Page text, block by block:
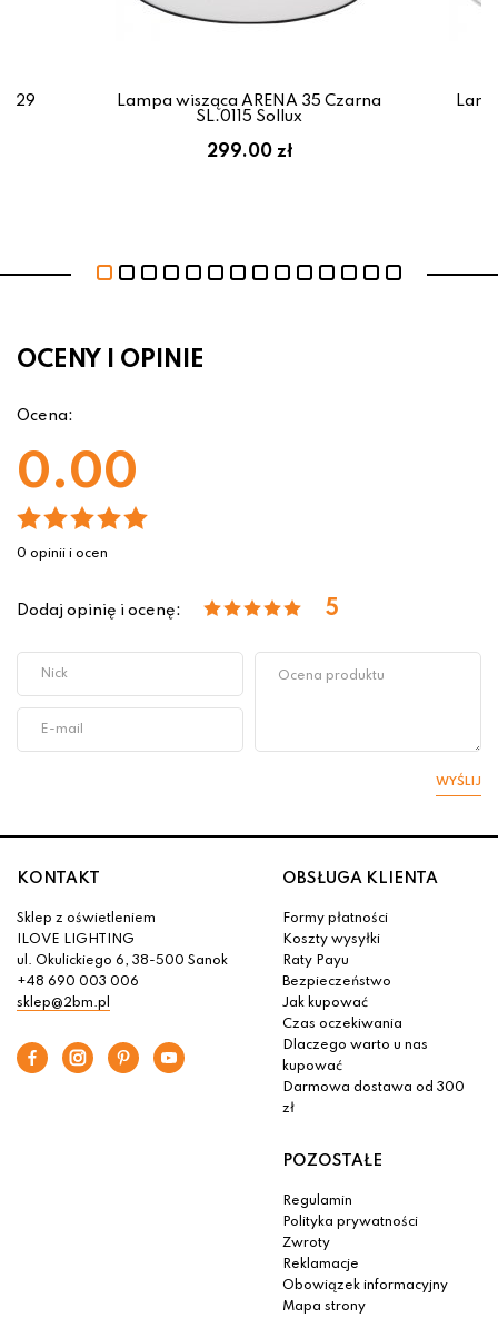
Lampa wisząca ARENA 35 Czarna
SL.0115 Sollux
299.00 zł
OCENY I OPINIE
Ocena:
0.00
0 opinii i ocen
Dodaj opinię i ocenę: 5
WYŚLIJ
KONTAKT
Sklep z oświetleniem
ILOVE LIGHTING
ul. Okulickiego 6, 38-500 Sanok
+48 690 003 006
sklep@2bm.pl
OBSŁUGA KLIENTA
Formy płatności
Koszty wysyłki
Raty Payu
Bezpieczeństwo
Jak kupować
Czas oczekiwania
Dlaczego warto u nas
kupować
Darmowa dostawa od 300
zł
POZOSTAŁE
Regulamin
Polityka prywatności
Zwroty
Reklamacje
Obowiązek informacyjny
Mapa strony